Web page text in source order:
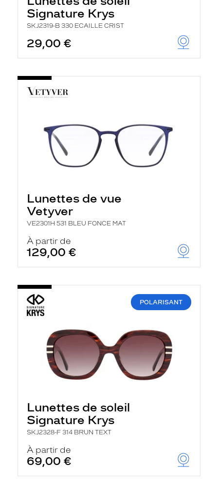
Signature Krys
SKJ2319-B 330 ECAILLE CRIST
29,00 €
Lunettes de vue
Vetyver
VE2301H 531 BLEU FONCE MAT
À partir de
129,00 €
POLARISANT
Lunettes de soleil
Signature Krys
SKJ2328-F 314 BRUN TEXT
À partir de
69,00 €